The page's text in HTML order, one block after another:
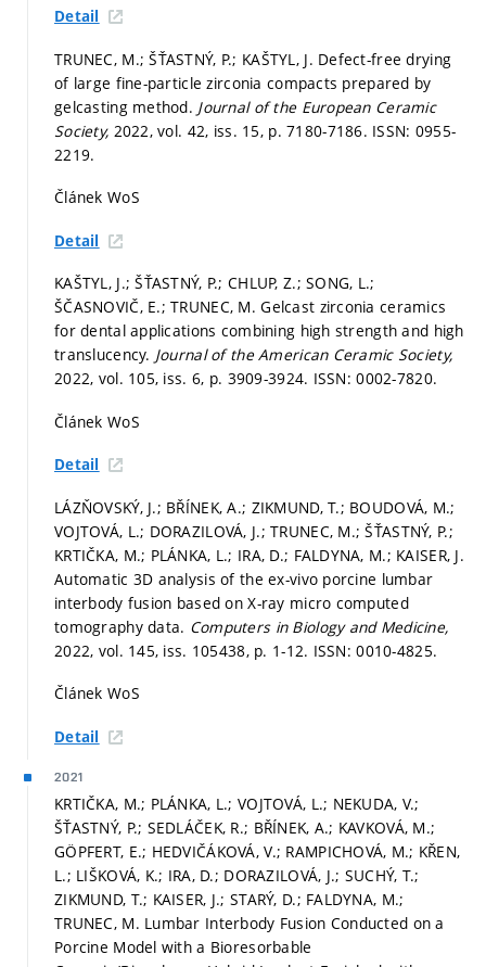
Detail
TRUNEC, M.; ŠŤASTNÝ, P.; KAŠTYL, J. Defect-free drying
of large fine-particle zirconia compacts prepared by
gelcasting method. Journal of the European Ceramic
Society, 2022, vol. 42, iss. 15, p. 7180-7186. ISSN: 0955-
2219.
Článek WoS
Detail
KAŠTYL, J.; ŠŤASTNÝ, P.; CHLUP, Z.; SONG, L.;
ŠČASNOVIČ, E.; TRUNEC, M. Gelcast zirconia ceramics
for dental applications combining high strength and high
translucency. Journal of the American Ceramic Society,
2022, vol. 105, iss. 6, p. 3909-3924. ISSN: 0002-7820.
Článek WoS
Detail
LÁZŇOVSKÝ, J.; BŘÍNEK, A.; ZIKMUND, T.; BOUDOVÁ, M.;
VOJTOVÁ, L.; DORAZILOVÁ, J.; TRUNEC, M.; ŠŤASTNÝ, P.;
KRTIČKA, M.; PLÁNKA, L.; IRA, D.; FALDYNA, M.; KAISER, J.
Automatic 3D analysis of the ex-vivo porcine lumbar
interbody fusion based on X-ray micro computed
tomography data. Computers in Biology and Medicine,
2022, vol. 145, iss. 105438, p. 1-12. ISSN: 0010-4825.
Článek WoS
Detail
2021
KRTIČKA, M.; PLÁNKA, L.; VOJTOVÁ, L.; NEKUDA, V.;
ŠŤASTNÝ, P.; SEDLÁČEK, R.; BŘÍNEK, A.; KAVKOVÁ, M.;
GÖPFERT, E.; HEDVIČÁKOVÁ, V.; RAMPICHOVÁ, M.; KŘEN,
L.; LIŠKOVÁ, K.; IRA, D.; DORAZILOVÁ, J.; SUCHÝ, T.;
ZIKMUND, T.; KAISER, J.; STARÝ, D.; FALDYNA, M.;
TRUNEC, M. Lumbar Interbody Fusion Conducted on a
Porcine Model with a Bioresorbable